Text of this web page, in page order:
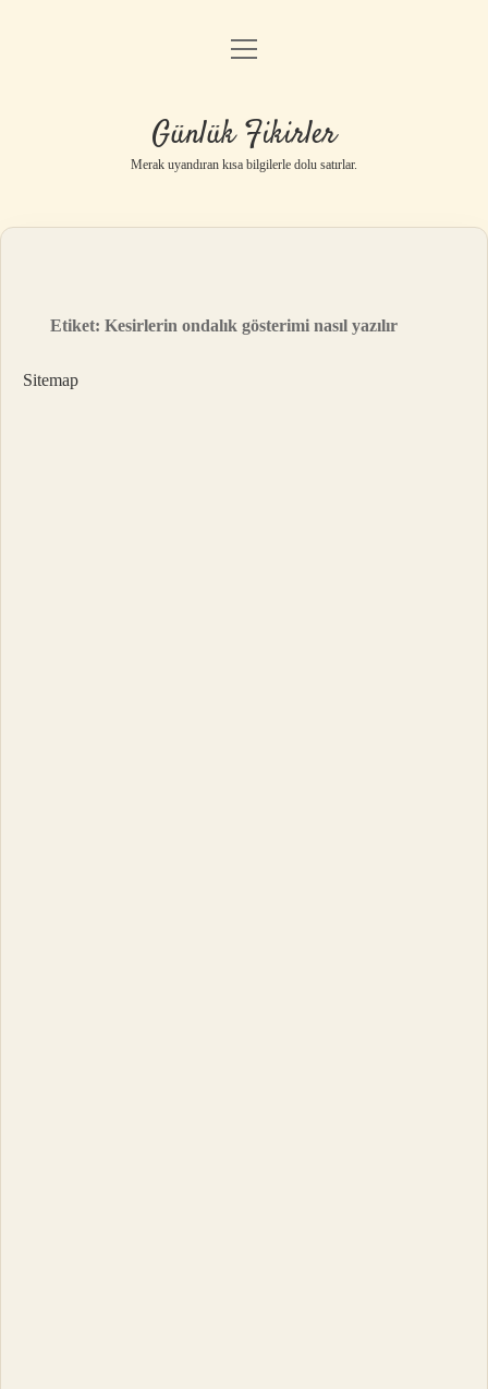
Anasayfa
Yasal Uyarı
menüyü
Günlük Fikirler
Merak uyandıran kısa bilgilerle dolu satırlar.
Etiket:Kesirlerin ondalık gösterimi nasıl yazılır
Sitemap